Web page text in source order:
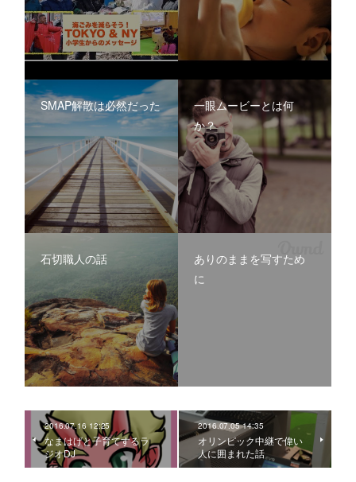
SMAP解散は必然だった
一眼ムービーとは何
石切職人の話
ありのままを写すため
に
2016.07.16 12:25
なまはげと子育てするラ
ジオDJ
2016.07.05 14:35
オリンピック中継で偉い
人に囲まれた話